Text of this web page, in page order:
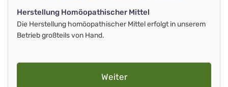
Herstellung Homöopathischer Mittel
Die Herstellung homöopathischer Mittel erfolgt in unserem
Betrieb großteils von Hand.
Weiter